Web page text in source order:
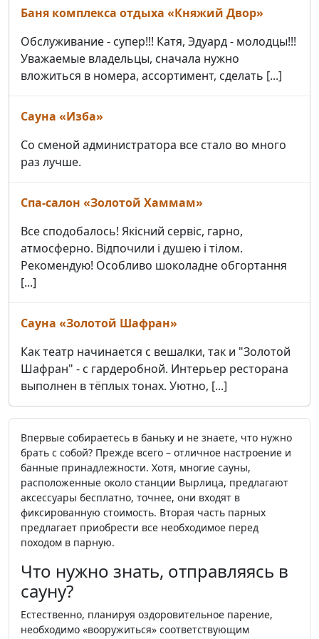
Впервые собираетесь в баньку и не знаете, что нужно
брать с собой? Прежде всего – отличное настроение и
банные принадлежности. Хотя, многие сауны,
расположенные около станции Вырлица, предлагают
аксессуары бесплатно, точнее, они входят в
фиксированную стоимость. Вторая часть парных
предлагает приобрести все необходимое перед
походом в парную.
Что нужно знать, отправляясь в
сауну?
Естественно, планируя оздоровительное парение,
необходимо «вооружиться» соответствующим
Баня комплекса отдыха «Княжий Двор»
Обслуживание - супер!!! Катя, Эдуард - молодцы!!!
Уважаемые владельцы, сначала нужно
вложиться в номера, ассортимент, сделать [...]
Сауна «Изба»
Со сменой администратора все стало во много
раз лучше.
Спа-салон «Золотой Хаммам»
Все сподобалось! Якісний сервіс, гарно,
атмосферно. Відпочили і душею і тілом.
Рекомендую! Особливо шоколадне обгортання
[...]
Сауна «Золотой Шафран»
Как театр начинается с вешалки, так и "Золотой
Шафран" - с гардеробной. Интерьер ресторана
выполнен в тёплых тонах. Уютно, [...]